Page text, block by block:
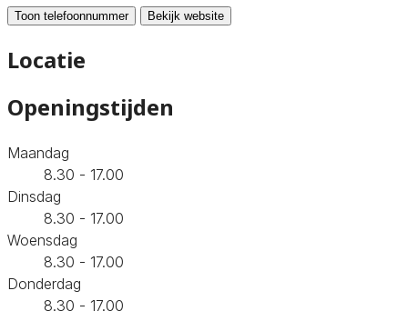
Toon telefoonnummer Bekijk website
Locatie
Openingstijden
Maandag
8.30 - 17.00
Dinsdag
8.30 - 17.00
Woensdag
8.30 - 17.00
Donderdag
8.30 - 17.00